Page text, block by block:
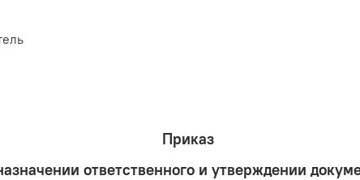
Приказ
ответственного и утверждении